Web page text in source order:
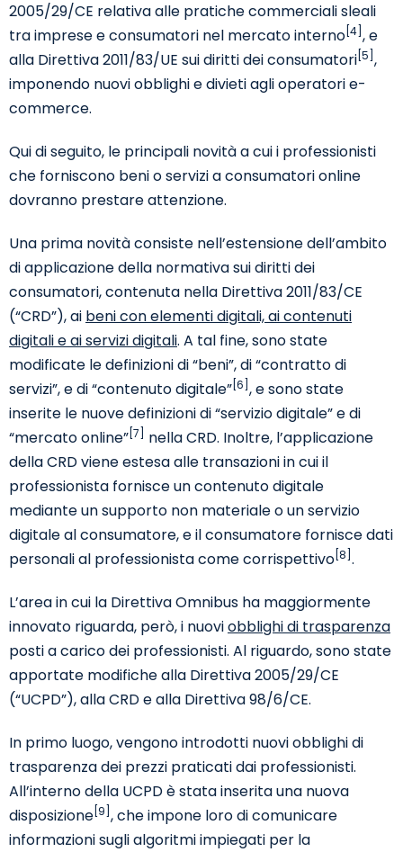
2005/29/CE relativa alle pratiche commerciali sleali
tra imprese e consumatori nel mercato interno [4] , e
alla Direttiva 2011/83/UE sui diritti dei consumatori [5] ,
imponendo nuovi obblighi e divieti agli operatori e-
commerce.
Qui di seguito, le principali novità a cui i professionisti
che forniscono beni o servizi a consumatori online
dovranno prestare attenzione.
Una prima novità consiste nell’estensione dell’ambito
di applicazione della normativa sui diritti dei
consumatori, contenuta nella Direttiva 2011/83/CE
(“CRD”), ai beni con elementi digitali, ai contenuti
digitali e ai servizi digitali. A tal fine, sono state
modificate le definizioni di “beni”, di “contratto di
servizi”, e di “contenuto digitale” [6] , e sono state
inserite le nuove definizioni di “servizio digitale” e di
“mercato online” [7]
nella CRD. Inoltre, l’applicazione
della CRD viene estesa alle transazioni in cui il
professionista fornisce un contenuto digitale
mediante un supporto non materiale o un servizio
digitale al consumatore, e il consumatore fornisce dati
personali al professionista come corrispettivo [8] .
L’area in cui la Direttiva Omnibus ha maggiormente
innovato riguarda, però, i nuoviobblighi di trasparenza
posti a carico dei professionisti. Al riguardo, sono state
apportate modifiche alla Direttiva 2005/29/CE
(“UCPD”), alla CRD e alla Direttiva 98/6/CE.
In primo luogo, vengono introdotti nuovi obblighi di
trasparenza dei prezzi praticati dai professionisti.
All’interno della UCPD è stata inserita una nuova
disposizione [9] , che impone loro di comunicare
informazioni sugli algoritmi impiegati per la